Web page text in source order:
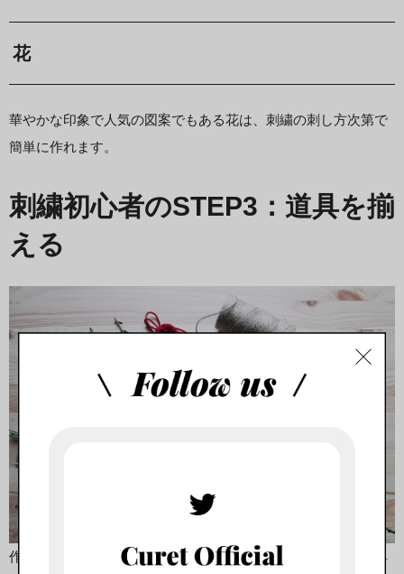
花
華やかな印象で人気の図案でもある花は、刺繍の刺し方次第で
簡単に作れます。
刺繍初心者のSTEP3：道具を揃
える
作りたい作品と図案が決まったら、いよいよ刺繍に必要な道具